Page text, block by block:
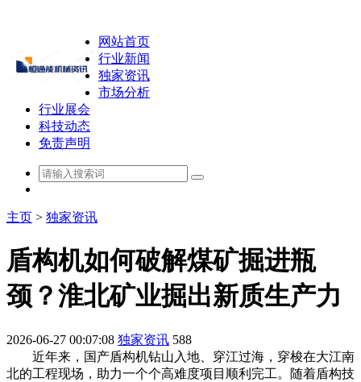
网站首页
行业新闻
独家资讯
市场分析
行业展会
科技动态
免责声明
主页 > 独家资讯
盾构机如何破解煤矿掘进瓶
颈？淮北矿业掘出新质生产力
2026-06-27 00:07:08 独家资讯 588
近年来，国产盾构机钻山入地、穿江过海，穿梭在大江南
北的工程现场，助力一个个高难度项目顺利完工。随着盾构技